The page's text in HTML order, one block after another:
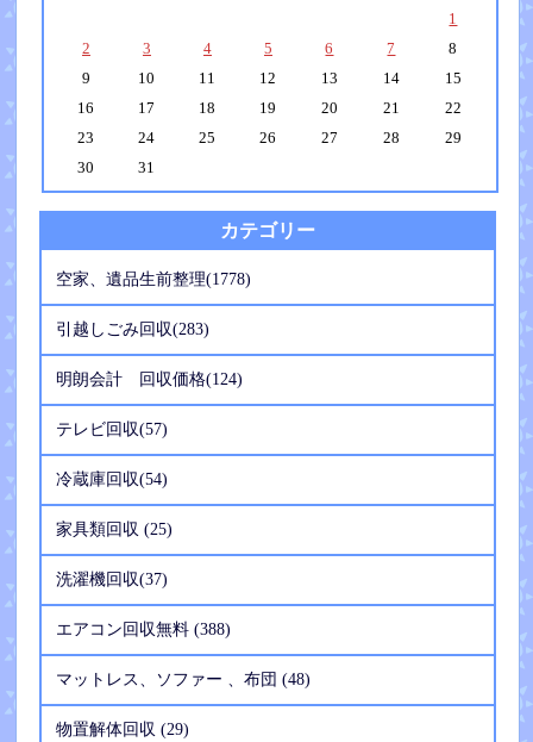
1
2
3 4 5 6 7
8
9
10 11 12 13 14
15
16
17 18 19 20 21
22
23
24 25 26 27 28
29
30
31
カテゴリー
空家、遺品生前整理(1778)
引越しごみ回収(283)
明朗会計 回収価格(124)
テレビ回収(57)
冷蔵庫回収(54)
家具類回収 (25)
洗濯機回収(37)
エアコン回収無料 (388)
マットレス、ソファー 、布団 (48)
物置解体回収 (29)